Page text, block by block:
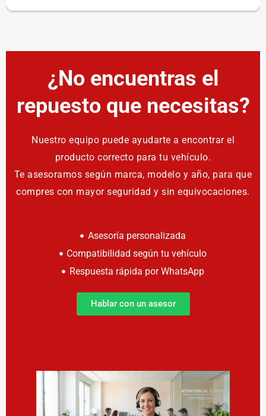
¿No encuentras el
repuesto que necesitas?
Nuestro equipo puede ayudarte a encontrar el
producto correcto para tu vehículo.
Te asesoramos según marca, modelo y año, para que
compres con mayor seguridad y sin equivocaciones.
Asesoría personalizada
Compatibilidad según tu vehículo
Respuesta rápida por WhatsApp
Hablar con un asesor